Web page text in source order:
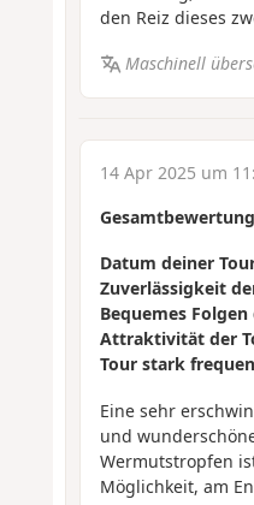
den Reiz dieses
Maschinell
14 Apr 2025 um
Gesamtbewertung
Datum deiner
Zuverlässigkeit
Bequemes Folgen
Attraktivität der
Tour stark
Eine sehr
und
Wermutstropfen
Möglichkeit, am